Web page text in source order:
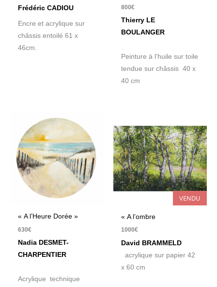
Frédéric CADIOU
Encre et acrylique sur
châssis entoilé 61 x
46cm.
800€
Thierry LE
BOULANGER
Peinture à l’huile sur toile
tendue sur châssis 40 x
40 cm
« A l’Heure Dorée »
630€
Nadia DESMET-
CHARPENTIER
Acrylique technique
VENDU
« A l’ombre
1000€
David BRAMMELD
acrylique sur papier 42
x 60 cm